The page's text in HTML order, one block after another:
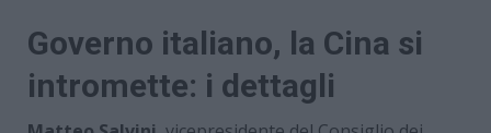
Governo italiano, la Cina si
intromette: i dettagli